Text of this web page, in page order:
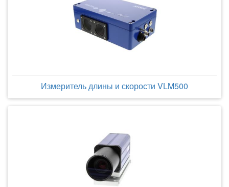
Измеритель длины и скорости VLM500